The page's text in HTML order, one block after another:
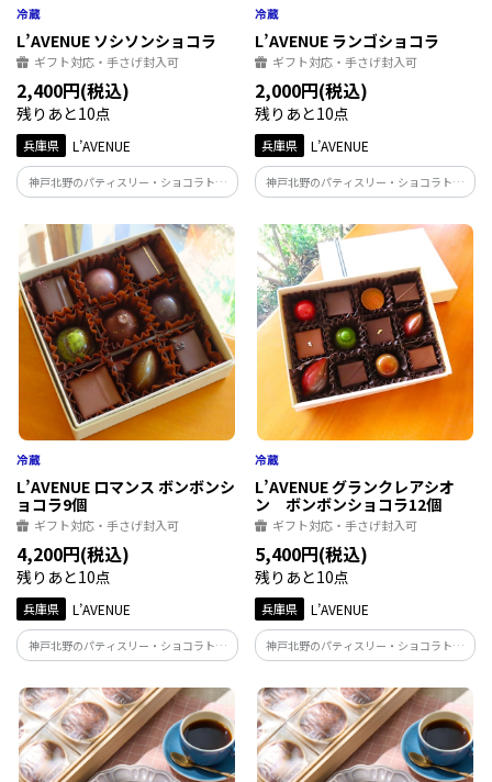
L’AVENUE ソシソンショコラ
ギフト対応・手さげ封入可
2,400円(税込)
残りあと10点
兵庫県 L’AVENUE
神戸北野のパティスリー・ショコラトリ
ー「L'AVENUE」のチョコレート
『SAUCISSON CHOCOLAT』 香ばしくロ
ーストしたナッツとマシュマロを加えた
チョコレートバー
L’AVENUE ランゴショコラ
ギフト対応・手さげ封入可
2,000円(税込)
残りあと10点
兵庫県 L’AVENUE
神戸北野のパティスリー・ショコラトリ
ー「L'AVENUE」の生チョコレート
『LINGOT CHOCOLAT』 なめらかな口ど
けの中に力強いカカオの薫りとすっきり
とキレのある後口が特徴
L’AVENUE ロマンス ボンボンシ
ョコラ9個
ギフト対応・手さげ封入可
4,200円(税込)
残りあと10点
兵庫県 L’AVENUE
神戸北野のパティスリー・ショコラトリ
ー「L'AVENUE」のボンボンショコラ
『ROMANCE』 フルーティーなフレーバ
ーを多く集めたカラフルなアソート
L’AVENUE グランクレアシオ
ン ボンボンショコラ12個
ギフト対応・手さげ封入可
5,400円(税込)
残りあと10点
兵庫県 L’AVENUE
神戸北野のパティスリー・ショコラトリ
ー「L'AVENUE」のボンボンショコラ
『GRAND CREATION』 フルーツフレーバ
ーやプラリネ、シンプルなガナッシュ等
バランスの良いデギスタシオンBOX